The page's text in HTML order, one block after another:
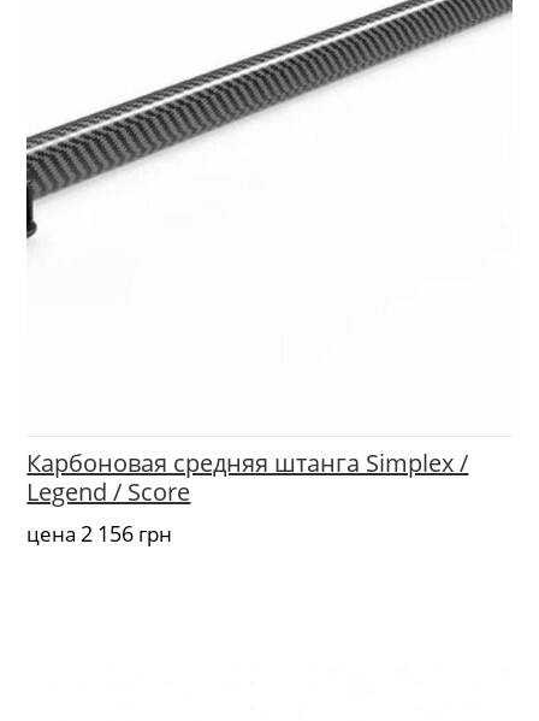
Карбоновая средняя штанга Simplex /
Legend / Score
цена2 156грн